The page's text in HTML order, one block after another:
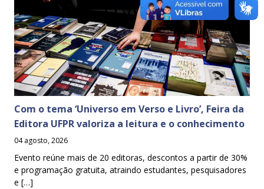
Com o tema ‘Universo em Verso e Livro’, Feira da
Editora UFPR valoriza a leitura e o conhecimento
04 agosto, 2026
Evento reúne mais de 20 editoras, descontos a partir de 30%
e programação gratuita, atraindo estudantes, pesquisadores
e […]